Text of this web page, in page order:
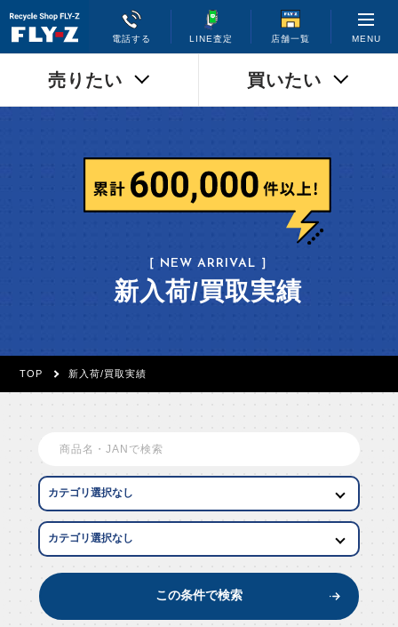
電話する LINE査定 店舗一覧 MENU
売りたい 買いたい
［ NEW ARRIVAL ］
新入荷/買取実績
TOP 新入荷/買取実績
この条件で検索